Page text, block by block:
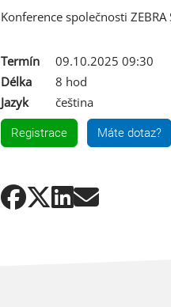
Konference společnosti
Termín
09.10.2025 09:30
Délka
8 hod
Jazyk
čeština
Registrace Máte dotaz?